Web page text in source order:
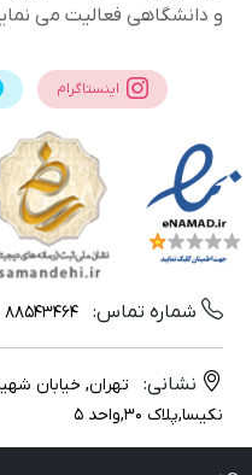
و دانشگاهی فعالیت می
اینستاگرام
شماره تماس: 88543464 , 86030641
نشانی:
تهران, خیابان
نکیسا,پلاک 30,واحد 5